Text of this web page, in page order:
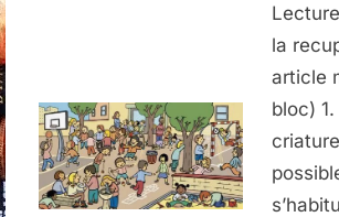
la
article
bloc)